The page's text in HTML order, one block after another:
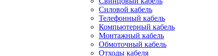
Силовой кабель
Телефонный кабель
Компьютерный кабель
Монтажный кабель
Обмоточный кабель
Отходы кабеля